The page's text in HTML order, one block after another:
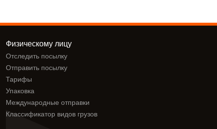
Физическому лицу
Отследить посылку
Отправить посылку
Тарифы
Упаковка
Международные отправки
Классификатор видов грузов